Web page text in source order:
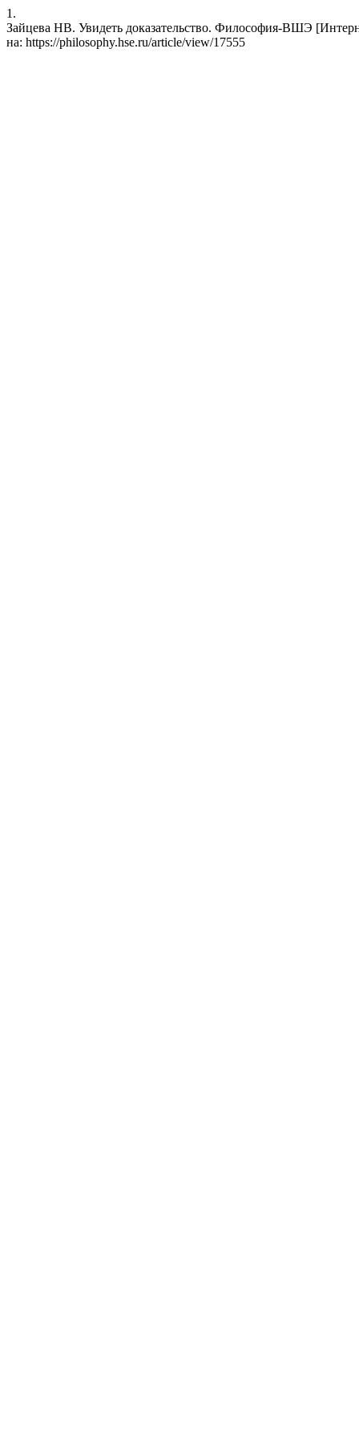
1.
Зайцева НВ. Увидеть доказательство. Философия-ВШЭ
на: https://philosophy.hse.ru/article/view/17555